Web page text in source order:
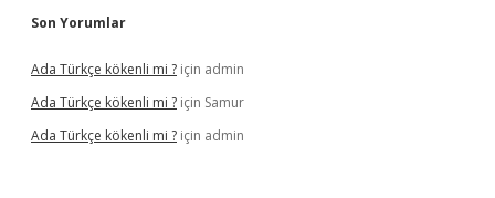
Son Yorumlar
Ada Türkçe kökenli mi ? için admin
Ada Türkçe kökenli mi ? için Samur
Ada Türkçe kökenli mi ? için admin